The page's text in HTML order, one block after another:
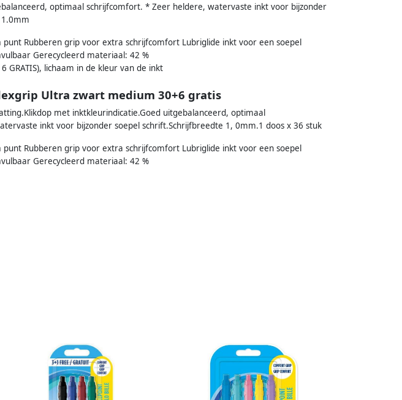
optimaal schrijfcomfort. * Zeer heldere, watervaste inkt voor bijzonder
Rubberen grip voor extra schrijfcomfort Lubriglide inkt voor een soepel
Gerecycleerd materiaal: 42 %
GRATIS), lichaam in de kleur van de inkt
Ultra zwart medium 30+6 gratis
met inktkleurindicatie.Goed uitgebalanceerd, optimaal
inkt voor bijzonder soepel schrift.Schrijfbreedte 1, 0mm.1 doos x 36 stuk
Rubberen grip voor extra schrijfcomfort Lubriglide inkt voor een soepel
Gerecycleerd materiaal: 42 %